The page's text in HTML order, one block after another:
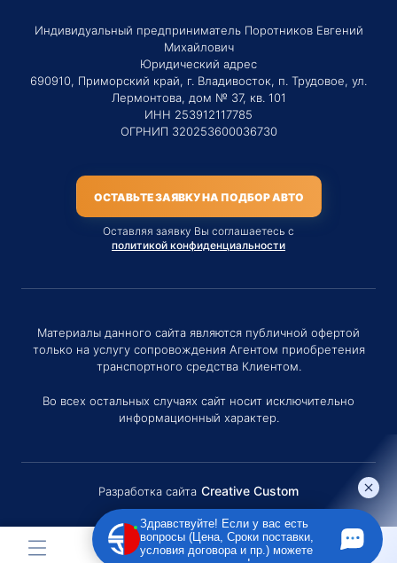
Индивидуальный предприниматель Поротников Евгений
Михайлович
Юридический адрес
690910, Приморский край, г. Владивосток, п. Трудовое, ул.
Лермонтова, дом № 37, кв. 101
ИНН 253912117785
ОГРНИП 320253600036730
ОСТАВЬТЕ ЗАЯВКУ НА ПОДБОР АВТО
Оставляя заявку Вы соглашаетесь с
политикой конфиденциальности
Материалы данного сайта являются публичной офертой
только на услугу сопровождения Агентом приобретения
транспортного средства Клиентом.
Во всех остальных случаях сайт носит исключительно
информационный характер.
Разработка сайта Creative Custom
Здравствуйте! Если у вас есть
вопросы (Цена, Сроки поставки,
условия договора и пр.) можете